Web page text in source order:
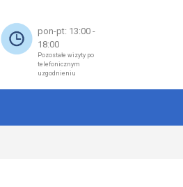
pon-pt: 13:00 -
18:00
Pozostałe wizyty po
telefonicznym
uzgodnieniu